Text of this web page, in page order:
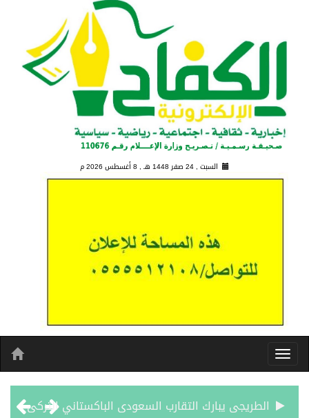
8 أغسطس 2026 م
يبارك التقارب السعودى الباكستاني التركى